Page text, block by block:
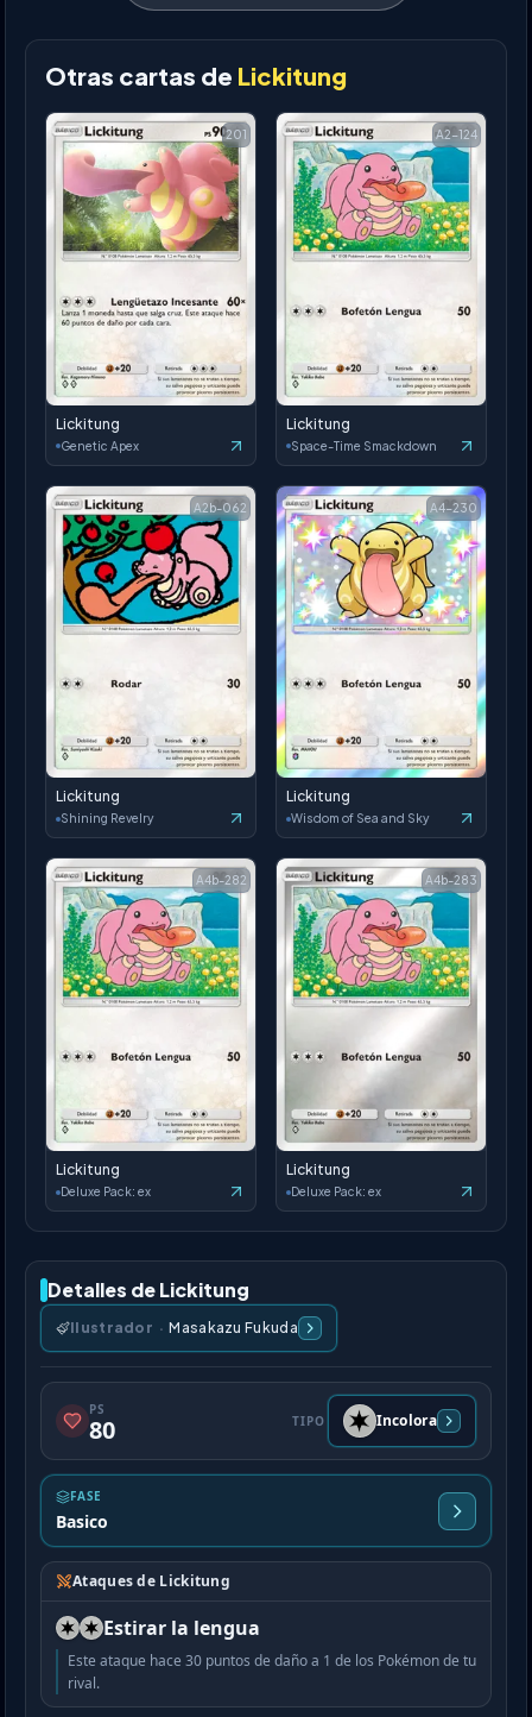
Otras cartas de Lickitung
201
Lickitung
Genetic Apex
A2-124
Lickitung
Space-Time Smackdown
A2b-062
Lickitung
Shining Revelry
A4-230
Lickitung
Wisdom of Sea and Sky
A4b-282
Lickitung
Deluxe Pack: ex
A4b-283
Lickitung
Deluxe Pack: ex
Detalles de Lickitung
Ilustrador · Masakazu Fukuda
PS
80 TIPO Incolora
FASE
Basico
Ataques de Lickitung
Estirar la lengua
Este ataque hace 30 puntos de daño a 1 de los Pokémon de tu
rival.